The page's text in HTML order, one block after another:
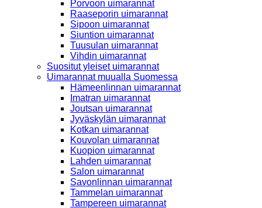
Porvoon uimarannat
Raaseporin uimarannat
Sipoon uimarannat
Siuntion uimarannat
Tuusulan uimarannat
Vihdin uimarannat
Suositut yleiset uimarannat
Uimarannat muualla Suomessa
Hämeenlinnan uimarannat
Imatran uimarannat
Joutsan uimarannat
Jyväskylän uimarannat
Kotkan uimarannat
Kouvolan uimarannat
Kuopion uimarannat
Lahden uimarannat
Salon uimarannat
Savonlinnan uimarannat
Tammelan uimarannat
Tampereen uimarannat